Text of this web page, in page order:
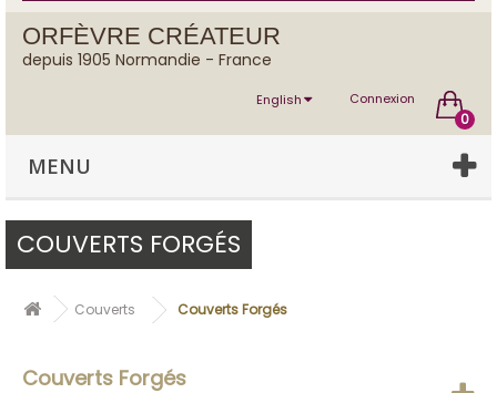
ORFÈVRE CRÉATEUR
depuis 1905 Normandie - France
0
Connexion
English
MENU
COUVERTS FORGÉS
Couverts Couverts Forgés
Couverts Forgés